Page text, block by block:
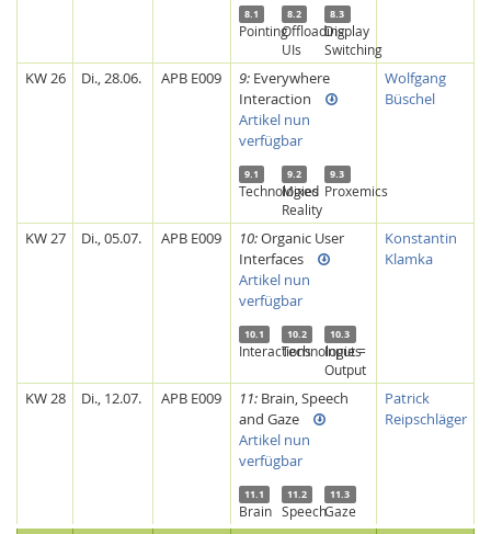
8.1
Pointing
8.2
Offloading
UIs
8.3
Display
Switching
KW 26 Di., 28.06. APB E009 9:Everywhere
Interaction
Artikel nun
verfügbar
9.1
Technologies
9.2
Mixed
Reality
9.3
Proxemics
Wolfgang
Büschel
KW 27 Di., 05.07. APB E009 10:Organic User
Interfaces
Artikel nun
verfügbar
10.1
Interactions
10.2
Technologies
10.3
Input =
Output
Konstantin
Klamka
KW 28 Di., 12.07. APB E009 11:Brain, Speech
and Gaze
Artikel nun
verfügbar
11.1
Brain
11.2
Speech
11.3
Gaze
Patrick
Reipschläger